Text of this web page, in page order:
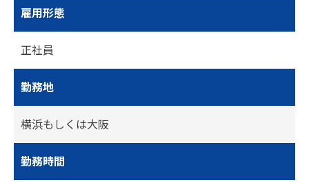
雇用形態
正社員
勤務地
横浜もしくは大阪
勤務時間